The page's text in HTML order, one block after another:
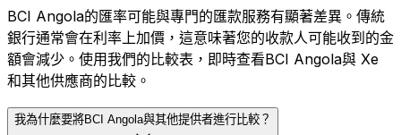
BCI Angola的匯率可能與專門的匯款服務有顯著差異。傳統
銀行通常會在利率上加價，這意味著您的收款人可能收到的金
額會減少。使用我們的比較表，即時查看BCI Angola與 Xe
和其他供應商的比較。
我為什麼要將BCI Angola與其他提供者進行比較？